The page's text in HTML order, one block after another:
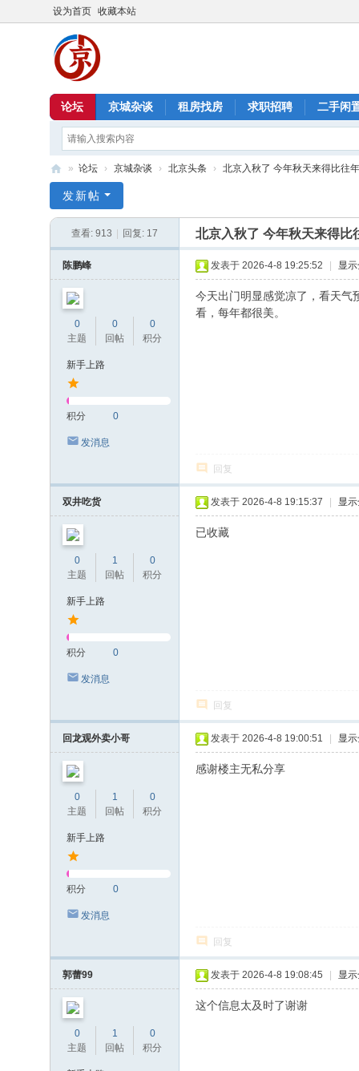
设为首页 收藏本站
论坛 京城杂谈 租房找房 求职招聘 二手闲
京
» 论坛 › 京城杂谈 › 北京头条 › 北京入秋了 今年秋天来得比往
发新帖
查看: 913 回复: 17 北京入秋了 今年秋天来得比
陈鹏峰
0
主题
0
回帖
0
积分
新手上路
积分 0
发消息
发表于 2026-4-8 19:25:52 显
今天出门明显感觉凉了，看天气
看，每年都很美。
回复
双井吃货
0
主题
1
回帖
0
积分
新手上路
积分 0
发消息
发表于 2026-4-8 19:15:37 显
已收藏
回复
回龙观外卖小哥
0
主题
1
回帖
0
积分
新手上路
积分 0
发消息
发表于 2026-4-8 19:00:51 显
感谢楼主无私分享
回复
郭蕾99
0
主题
1
回帖
0
积分
发表于 2026-4-8 19:08:45 显
这个信息太及时了谢谢